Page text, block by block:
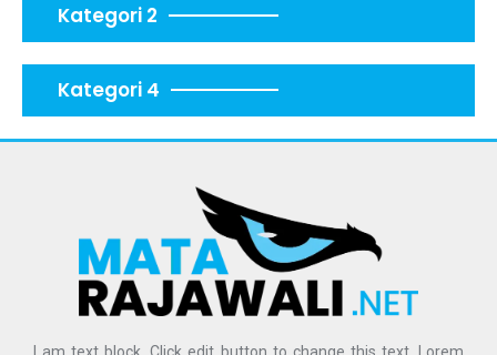
Kategori 2
Kategori 4